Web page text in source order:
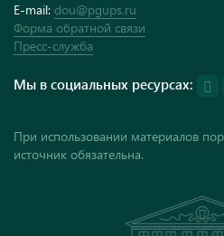
E-mail: dou@pgups.ru
Форма обратной связи
Пресс-служба
Мы в социальных ресурсах:
При использовании материалов
источник обязательна.